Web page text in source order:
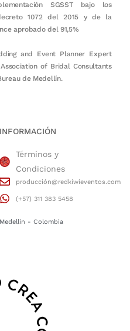
SGSST bajo los
1072 del 2015 y de la
aprobado del 91,5%
and Event Planner Expert
of Bridal Consultants
de Medellín.
INFORMACIÓN
Términos y
Condiciones
producción@redkiwieventos.com
(+57) 311 383 5458
Medellin - Colombia